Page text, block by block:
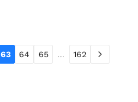
63 64 65 ... 162